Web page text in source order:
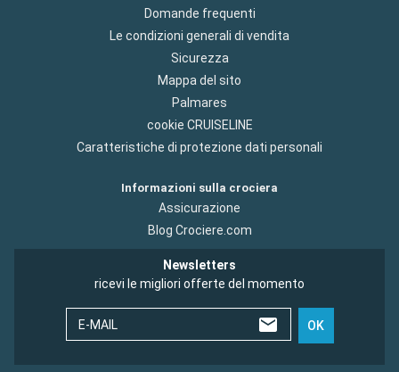
Domande frequenti
Le condizioni generali di vendita
Sicurezza
Mappa del sito
Palmares
cookie CRUISELINE
Caratteristiche di protezione dati personali
Informazioni sulla crociera
Assicurazione
Blog Crociere.com
Newsletters
ricevi le migliori offerte del momento
E-MAIL OK